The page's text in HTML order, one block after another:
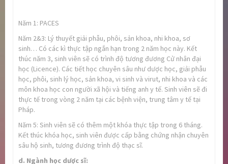
Năm 1: PACES
Năm 2&3: Lý thuyết giải phẫu, phôi, sản khoa, nhi khoa, sơ
sinh… Có các kì thực tập ngắn hạn trong 2 năm học này. Kết
thúc năm 3, sinh viên sẽ có trình độ tương đương Cử nhân đại
học (Licence). Các tiết học chuyên sâu như dược học, giải phẫu
học, phôi, sinh lý học, sản khoa, vi sinh và virut, nhi khoa và các
môn khoa học con người xã hội và tiếng anh y tế. Sinh viên sẽ đi
thực tế trong vòng 2 năm tại các bệnh viện, trung tâm y tế tại
Pháp.
Năm 5: Sinh viên sẽ có thêm một khóa thực tập trong 6 tháng.
Kết thúc khóa học, sinh viên được cấp bằng chứng nhận chuyên
sâu hộ sinh, tương đương trình độ thạc sĩ.
d. Ngành học dược sĩ: